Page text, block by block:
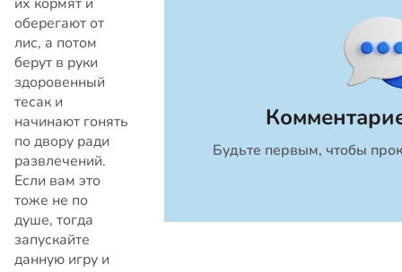
оберегают от
лис, а потом
берут в руки
здоровенный
тесак и
начинают гонять
по двору ради
развлечений.
Если вам это
тоже не по
душе, тогда
запускайте
данную игру и
Будьте первым, чтобы
Закрыть